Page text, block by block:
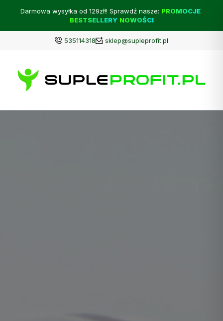
Darmowa wysyłka od 129zł!! Sprawdź nasze: PROMOCJE
BESTSELLERY NOWOŚCI
535114318 sklep@supleprofit.pl